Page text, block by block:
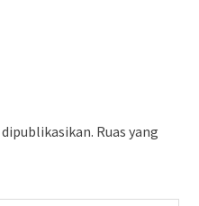
Ruas yang